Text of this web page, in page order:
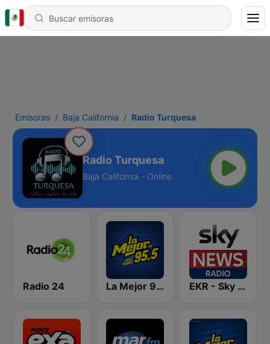
Emisoras Baja California Radio Turquesa
Radio Turquesa
Baja California - Online
Radio 24 La Mejor 95.5 FM EKR - Sky News Radio